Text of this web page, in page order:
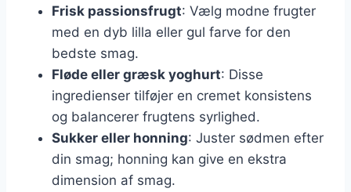
Frisk passionsfrugt: Vælg modne frugter
med en dyb lilla eller gul farve for den
bedste smag.
Fløde eller græsk yoghurt: Disse
ingredienser tilføjer en cremet konsistens
og balancerer frugtens syrlighed.
Sukker eller honning: Juster sødmen efter
din smag; honning kan give en ekstra
dimension af smag.